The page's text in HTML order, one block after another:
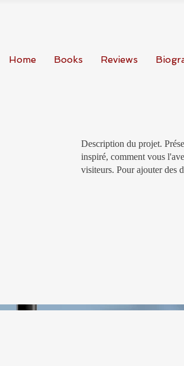
Home Books Reviews
Description du projet.
inspiré, comment vous
visiteurs. Pour ajouter des